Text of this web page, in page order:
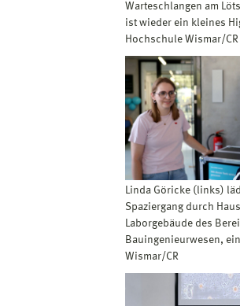
Warteschlangen am
ist wieder ein kleines
Hochschule Wismar/CR
Linda Göricke (links)
Spaziergang durch
Laborgebäude des
Bauingenieurwesen,
Wismar/CR